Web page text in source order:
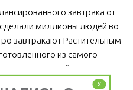
завтрака от
миллионы людей во
завтракают Растительным
из самого
коктейлем
напитком (чай).
x